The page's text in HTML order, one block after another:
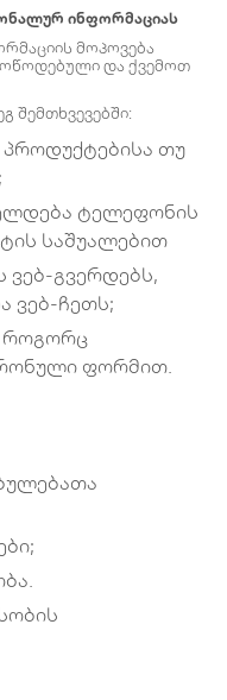
ინფორმაციას
მოპოვება
და ქვემოთ
შემთხვევებში:
თუ
ტელეფონის
საშუალებით
ვებ-გვერდებს,
ვებ-ჩეთს;
როგორც
ფორმით.